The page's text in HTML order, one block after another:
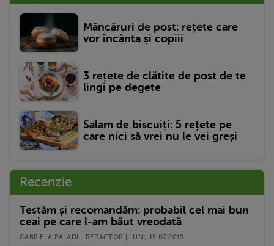
Mâncăruri de post: rețete care
vor încânta și copiii
3 rețete de clătite de post de te
lingi pe degete
Salam de biscuiți: 5 rețete pe
care nici să vrei nu le vei greși
Recenzie
Testăm și recomandăm: probabil cel mai bun
ceai pe care l-am băut vreodată
GABRIELA PALADI - REDACTOR | LUNI, 15.07.2019